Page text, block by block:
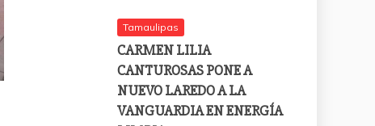
Tamaulipas
CARMEN LILIA
CANTUROSAS PONE A
NUEVO LAREDO A LA
VANGUARDIA EN ENERGÍA